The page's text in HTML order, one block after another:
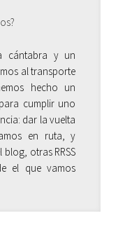
cántabra y un
al transporte
hecho un
cumplir uno
dar la vuelta
en ruta, y
otras RRSS
el que vamos